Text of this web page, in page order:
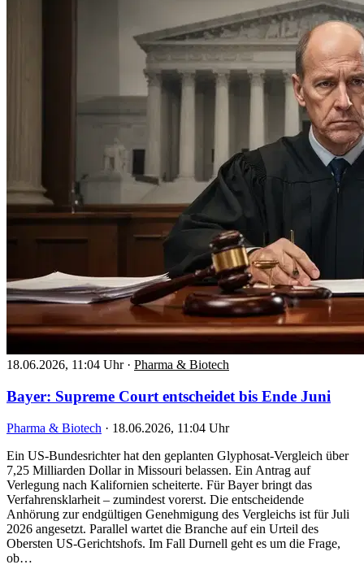
18.06.2026, 11:04 Uhr · Pharma & Biotech
Bayer: Supreme Court entscheidet bis Ende Juni
Pharma & Biotech · 18.06.2026, 11:04 Uhr
Ein US-Bundesrichter hat den geplanten Glyphosat-Vergleich über
7,25 Milliarden Dollar in Missouri belassen. Ein Antrag auf
Verlegung nach Kalifornien scheiterte. Für Bayer bringt das
Verfahrensklarheit – zumindest vorerst. Die entscheidende
Anhörung zur endgültigen Genehmigung des Vergleichs ist für Juli
2026 angesetzt. Parallel wartet die Branche auf ein Urteil des
Obersten US-Gerichtshofs. Im Fall Durnell geht es um die Frage,
ob…